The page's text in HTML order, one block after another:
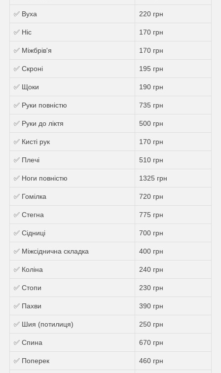
✅ Вуха 220 грн
✅ Ніс 170 грн
✅ Міжбрів'я 170 грн
✅ Скроні 195 грн
✅ Щоки 190 грн
✅ Руки повністю 735 грн
✅ Руки до ліктя 500 грн
✅ Кисті рук 170 грн
✅ Плечі 510 грн
✅ Ноги повністю 1325 грн
✅ Гомілка 720 грн
✅ Стегна 775 грн
✅ Сідниці 700 грн
✅ Міжсіднична складка 400 грн
✅ Коліна 240 грн
✅ Стопи 230 грн
✅ Пахви 390 грн
✅ Шия (потилиця) 250 грн
✅ Спина 670 грн
✅ Поперек 460 грн